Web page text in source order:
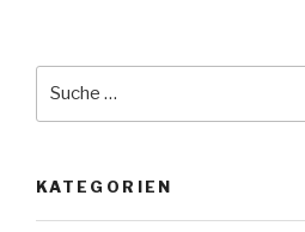
schlimmsten
Jahre
KATEGORIEN